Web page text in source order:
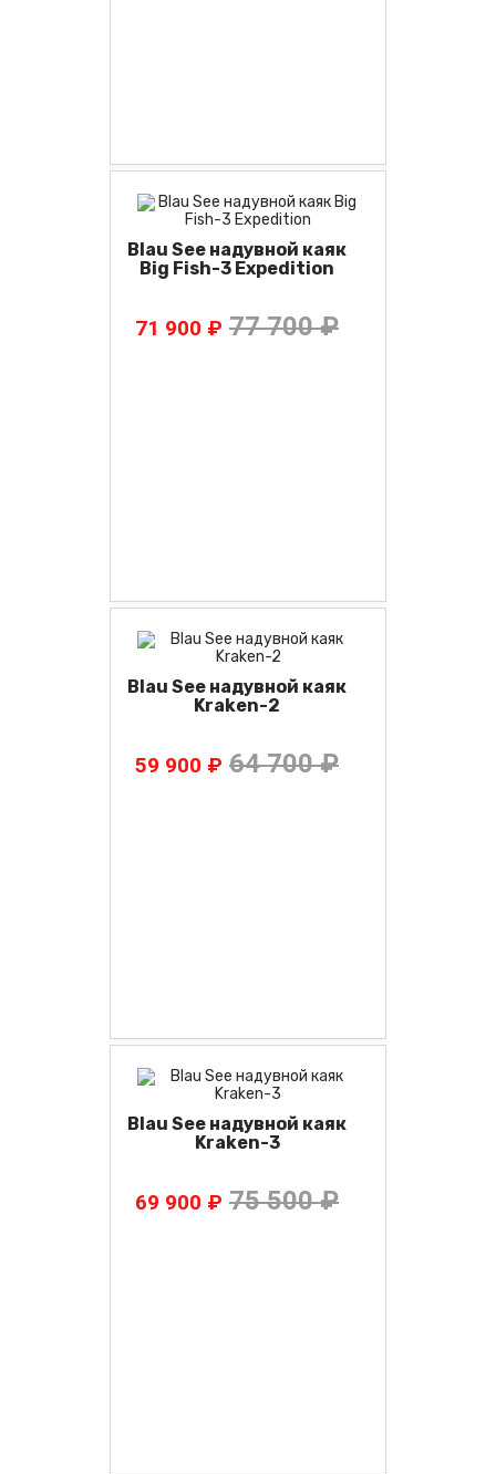
Blau See надувной каяк
Big Fish-3 Expedition
71 900 ₽ 77 700 ₽
Blau See надувной каяк
Kraken-2
59 900 ₽ 64 700 ₽
Blau See надувной каяк
Kraken-3
69 900 ₽ 75 500 ₽